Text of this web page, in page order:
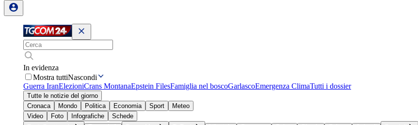
In evidenza
Mostra tuttiNascondi
Guerra IranElezioniCrans MontanaEpstein FilesFamiglia nel boscoGarlascoEmergenza ClimaTutti i dossier
Tutte le notizie del giorno
Cronaca
Mondo Politica Economia Sport
Meteo
Video
Foto Infografiche
Schede